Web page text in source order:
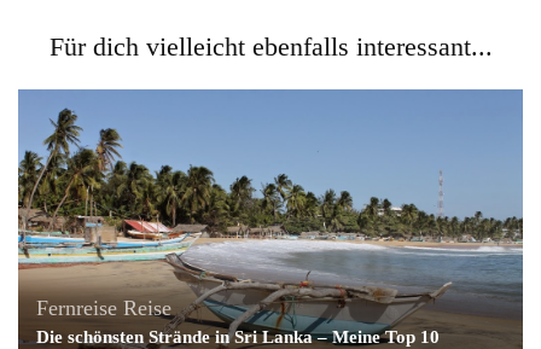
Für dich vielleicht ebenfalls interessant...
Fernreise Reise
Die schönsten Strände in Sri Lanka – Meine Top 10